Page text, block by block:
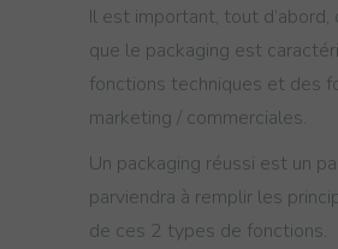
Il est important, tout d’abord,
que le packaging est
fonctions techniques et des
marketing / commerciales.
Un packaging réussi est un
parviendra à remplir les
de ces 2 types de fonctions.